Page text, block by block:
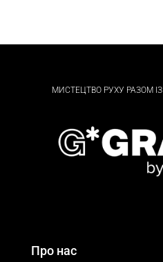
МИСТЕЦТВО РУХУ РАЗОМ ІЗ
Про нас